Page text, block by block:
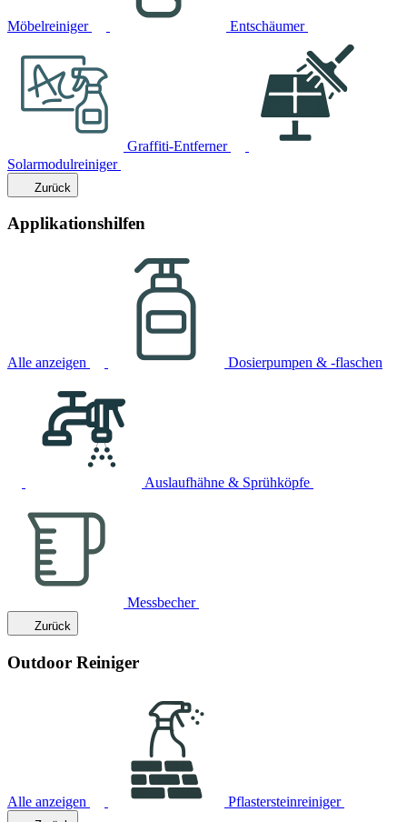
Möbelreiniger Entschäumer
Graffiti-Entferner
Solarmodulreiniger
Zurück
Applikationshilfen
Alle anzeigen Dosierpumpen & -flaschen
Auslaufhähne & Sprühköpfe
Messbecher
Zurück
Outdoor Reiniger
Alle anzeigen Pflastersteinreiniger